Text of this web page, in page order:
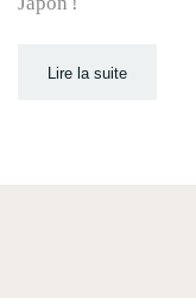
Lire la suite